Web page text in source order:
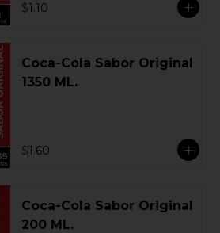
$1.10
Coca-Cola Sabor Original
1350 ML.
$1.60
Coca-Cola Sabor Original
200 ML.